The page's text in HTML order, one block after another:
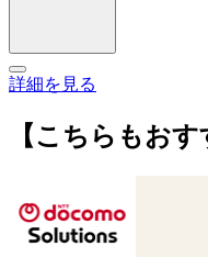
詳細を見る
【こちらもおす